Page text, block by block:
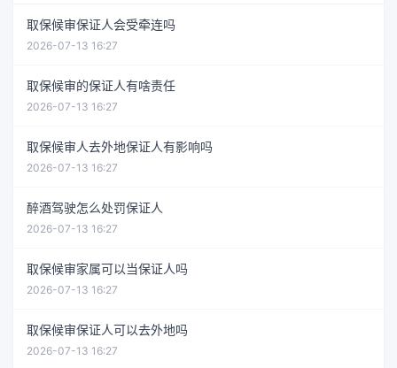
取保候审保证人会受牵连吗
2026-07-13 16:27
取保候审的保证人有啥责任
2026-07-13 16:27
取保候审人去外地保证人有影响吗
2026-07-13 16:27
醉酒驾驶怎么处罚保证人
2026-07-13 16:27
取保候审家属可以当保证人吗
2026-07-13 16:27
取保候审保证人可以去外地吗
2026-07-13 16:27